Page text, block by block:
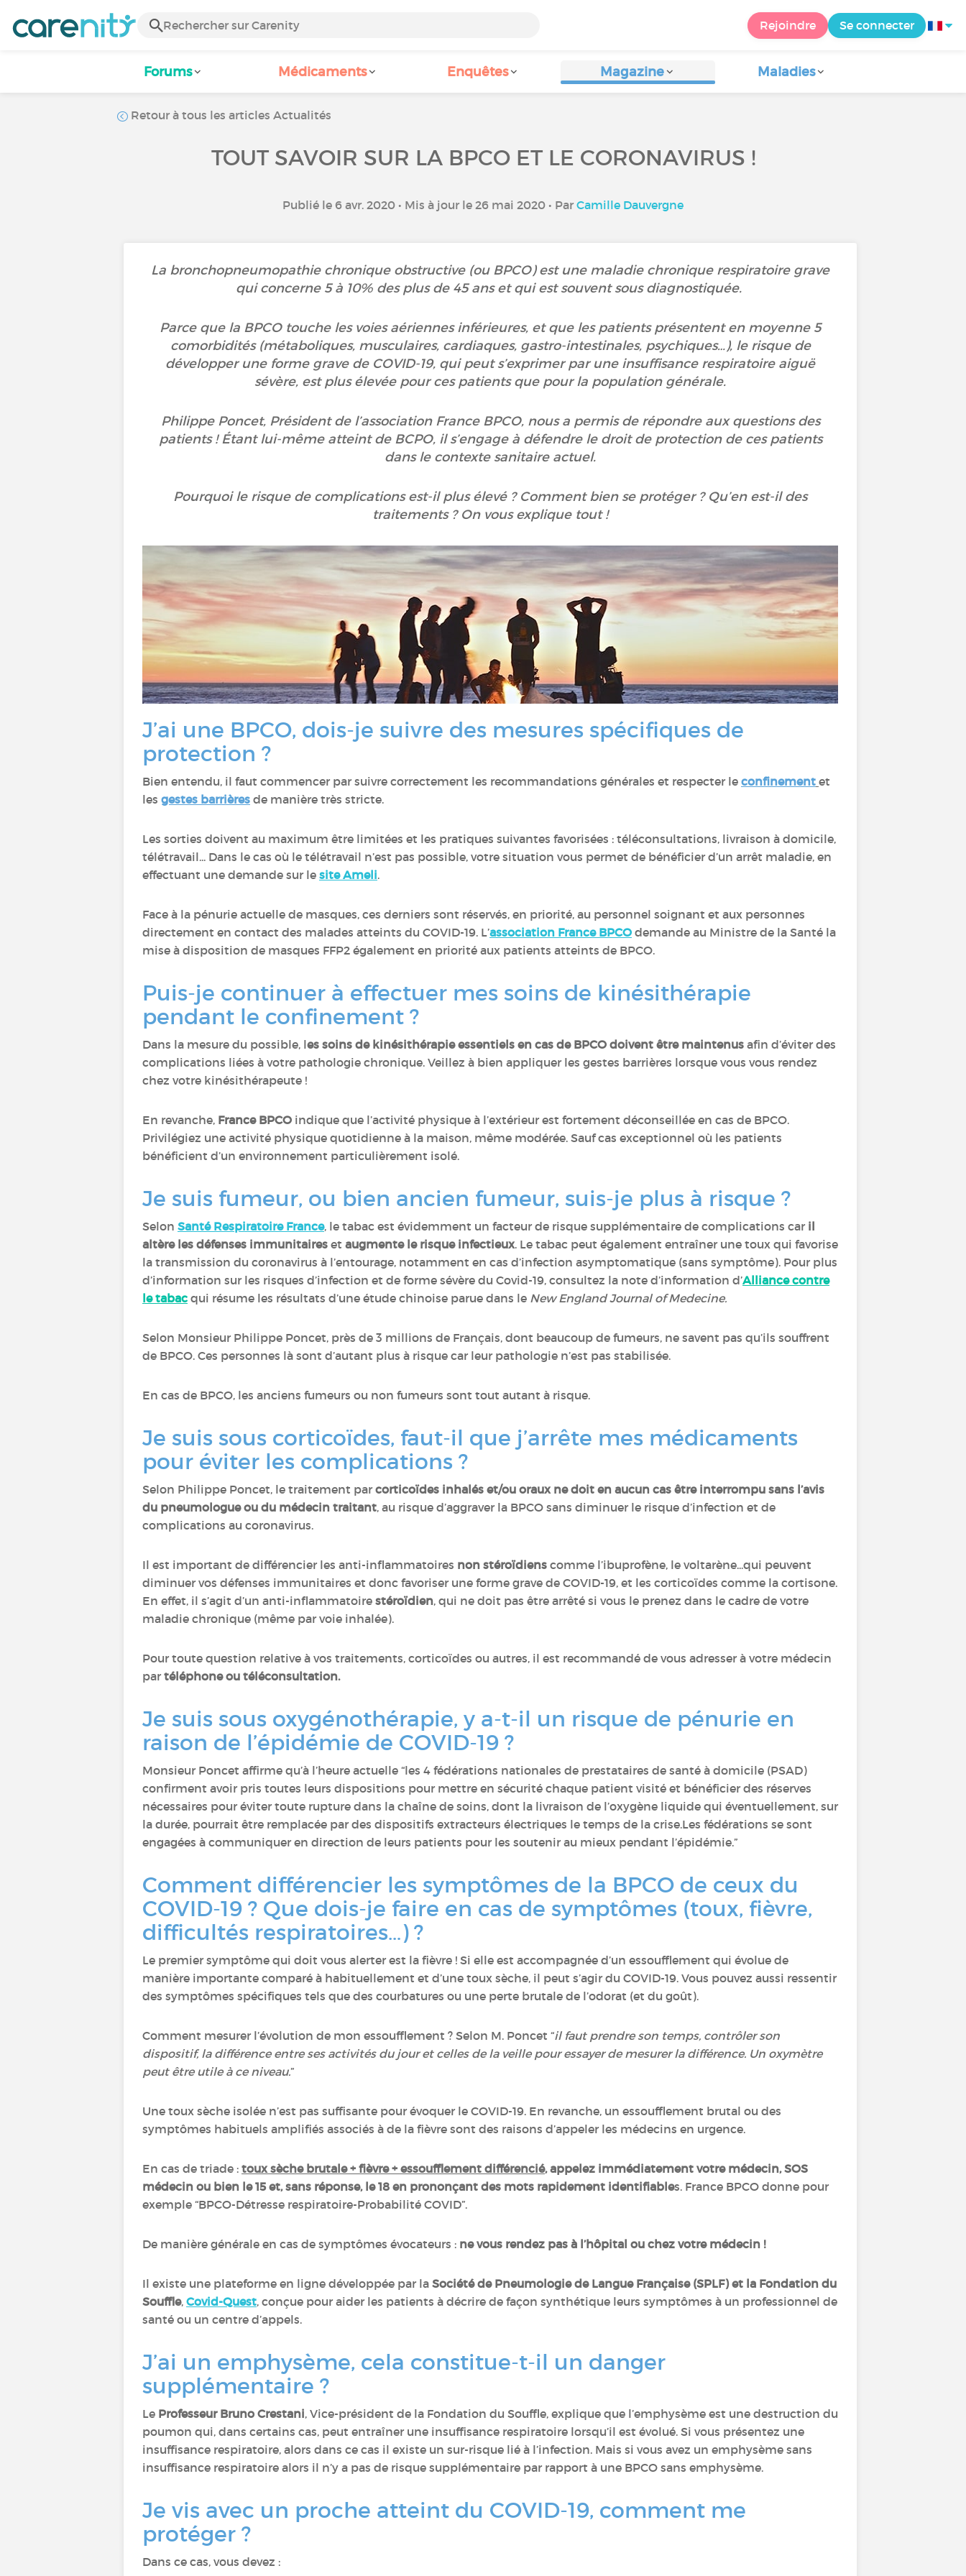
Rejoindre Se connecter
Forums Médicaments Enquêtes Magazine Maladies
Retour à tous les articles Actualités
TOUT SAVOIR SUR LA BPCO ET LE CORONAVIRUS !
Publié le 6 avr. 2020 • Mis à jour le 26 mai 2020 • Par Camille Dauvergne
La bronchopneumopathie chronique obstructive (ou BPCO) est une maladie chronique respiratoire grave
qui concerne 5 à 10% des plus de 45 ans et qui est souvent sous diagnostiquée.
Parce que la BPCO touche les voies aériennes inférieures, et que les patients présentent en moyenne 5
comorbidités (métaboliques, musculaires, cardiaques, gastro-intestinales, psychiques…), le risque de
développer une forme grave de COVID-19, qui peut s’exprimer par une insuffisance respiratoire aiguë
sévère, est plus élevée pour ces patients que pour la population générale.
Philippe Poncet, Président de l’association France BPCO, nous a permis de répondre aux questions des
patients ! Étant lui-même atteint de BCPO, il s’engage à défendre le droit de protection de ces patients
dans le contexte sanitaire actuel.
Pourquoi le risque de complications est-il plus élevé ? Comment bien se protéger ? Qu’en est-il des
traitements ? On vous explique tout !
J’ai une BPCO, dois-je suivre des mesures spécifiques de
protection ?
Bien entendu, il faut commencer par suivre correctement les recommandations générales et respecter le confinement et
les gestes barrières de manière très stricte.
Les sorties doivent au maximum être limitées et les pratiques suivantes favorisées : téléconsultations, livraison à domicile,
télétravail... Dans le cas où le télétravail n’est pas possible, votre situation vous permet de bénéficier d’un arrêt maladie, en
effectuant une demande sur le site Ameli.
Face à la pénurie actuelle de masques, ces derniers sont réservés, en priorité, au personnel soignant et aux personnes
directement en contact des malades atteints du COVID-19. L’association France BPCO demande au Ministre de la Santé la
mise à disposition de masques FFP2 également en priorité aux patients atteints de BPCO.
Puis-je continuer à effectuer mes soins de kinésithérapie
pendant le confinement ?
Dans la mesure du possible, les soins de kinésithérapie essentiels en cas de BPCO doivent être maintenus afin d’éviter des
complications liées à votre pathologie chronique. Veillez à bien appliquer les gestes barrières lorsque vous vous rendez
chez votre kinésithérapeute !
En revanche, France BPCO indique que l’activité physique à l’extérieur est fortement déconseillée en cas de BPCO.
Privilégiez une activité physique quotidienne à la maison, même modérée. Sauf cas exceptionnel où les patients
bénéficient d’un environnement particulièrement isolé.
Je suis fumeur, ou bien ancien fumeur, suis-je plus à risque ?
Selon Santé Respiratoire France, le tabac est évidemment un facteur de risque supplémentaire de complications car il
altère les défenses immunitaires et augmente le risque infectieux. Le tabac peut également entraîner une toux qui favorise
la transmission du coronavirus à l’entourage, notamment en cas d’infection asymptomatique (sans symptôme). Pour plus
d’information sur les risques d’infection et de forme sévère du Covid-19, consultez la note d’information d’Alliance contre
le tabac qui résume les résultats d’une étude chinoise parue dans le New England Journal of Medecine.
Selon Monsieur Philippe Poncet, près de 3 millions de Français, dont beaucoup de fumeurs, ne savent pas qu’ils souffrent
de BPCO. Ces personnes là sont d’autant plus à risque car leur pathologie n’est pas stabilisée.
En cas de BPCO, les anciens fumeurs ou non fumeurs sont tout autant à risque.
Je suis sous corticoïdes, faut-il que j’arrête mes médicaments
pour éviter les complications ?
Selon Philippe Poncet, le traitement par corticoïdes inhalés et/ou oraux ne doit en aucun cas être interrompu sans l’avis
du pneumologue ou du médecin traitant, au risque d’aggraver la BPCO sans diminuer le risque d’infection et de
complications au coronavirus.
Il est important de différencier les anti-inflammatoires non stéroïdiens comme l’ibuprofène, le voltarène...qui peuvent
diminuer vos défenses immunitaires et donc favoriser une forme grave de COVID-19, et les corticoïdes comme la cortisone.
En effet, il s’agit d’un anti-inflammatoire stéroïdien, qui ne doit pas être arrêté si vous le prenez dans le cadre de votre
maladie chronique (même par voie inhalée).
Pour toute question relative à vos traitements, corticoïdes ou autres, il est recommandé de vous adresser à votre médecin
par téléphone ou téléconsultation.
Je suis sous oxygénothérapie, y a-t-il un risque de pénurie en
raison de l’épidémie de COVID-19 ?
Monsieur Poncet affirme qu’à l’heure actuelle “les 4 fédérations nationales de prestataires de santé à domicile (PSAD)
confirment avoir pris toutes leurs dispositions pour mettre en sécurité chaque patient visité et bénéficier des réserves
nécessaires pour éviter toute rupture dans la chaîne de soins, dont la livraison de l’oxygène liquide qui éventuellement, sur
la durée, pourrait être remplacée par des dispositifs extracteurs électriques le temps de la crise.Les fédérations se sont
engagées à communiquer en direction de leurs patients pour les soutenir au mieux pendant l’épidémie.”
Comment différencier les symptômes de la BPCO de ceux du
COVID-19 ? Que dois-je faire en cas de symptômes (toux, fièvre,
difficultés respiratoires…) ?
Le premier symptôme qui doit vous alerter est la fièvre ! Si elle est accompagnée d’un essoufflement qui évolue de
manière importante comparé à habituellement et d’une toux sèche, il peut s’agir du COVID-19. Vous pouvez aussi ressentir
des symptômes spécifiques tels que des courbatures ou une perte brutale de l’odorat (et du goût).
Comment mesurer l’évolution de mon essoufflement ? Selon M. Poncet “il faut prendre son temps, contrôler son
dispositif, la différence entre ses activités du jour et celles de la veille pour essayer de mesurer la différence. Un oxymètre
peut être utile à ce niveau.”
Une toux sèche isolée n’est pas suffisante pour évoquer le COVID-19. En revanche, un essoufflement brutal ou des
symptômes habituels amplifiés associés à de la fièvre sont des raisons d’appeler les médecins en urgence.
En cas de triade : toux sèche brutale + fièvre + essoufflement différencié, appelez immédiatement votre médecin, SOS
médecin ou bien le 15 et, sans réponse, le 18 en prononçant des mots rapidement identifiables. France BPCO donne pour
exemple “BPCO-Détresse respiratoire-Probabilité COVID”.
De manière générale en cas de symptômes évocateurs : ne vous rendez pas à l’hôpital ou chez votre médecin !
Il existe une plateforme en ligne développée par la Société de Pneumologie de Langue Française (SPLF) et la Fondation du
Souffle, Covid-Quest, conçue pour aider les patients à décrire de façon synthétique leurs symptômes à un professionnel de
santé ou un centre d’appels.
J’ai un emphysème, cela constitue-t-il un danger
supplémentaire ?
Le Professeur Bruno Crestani, Vice-président de la Fondation du Souffle, explique que l’emphysème est une destruction du
poumon qui, dans certains cas, peut entraîner une insuffisance respiratoire lorsqu’il est évolué. Si vous présentez une
insuffisance respiratoire, alors dans ce cas il existe un sur-risque lié à l’infection. Mais si vous avez un emphysème sans
insuffisance respiratoire alors il n’y a pas de risque supplémentaire par rapport à une BPCO sans emphysème.
Je vis avec un proche atteint du COVID-19, comment me
protéger ?
Dans ce cas, vous devez :